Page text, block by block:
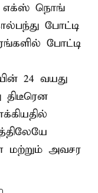
எக்ஸ் நொங்
போட்டி
போட்டி
24 வயது
மற்றும் அவசர